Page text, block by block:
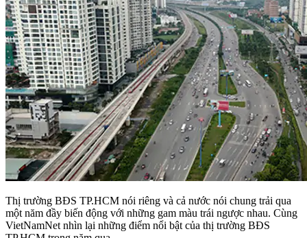
Thị trường BĐS TP.HCM nói riêng và cả nước nói chung trải qua
một năm đầy biến động với những gam màu trái ngược nhau. Cùng
VietNamNet nhìn lại những điểm nổi bật của thị trường BĐS